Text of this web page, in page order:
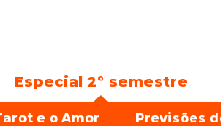
Especial 2º semestre
e o Amor Previsões